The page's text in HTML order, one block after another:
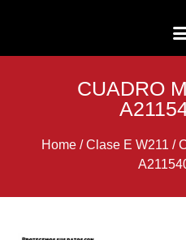
CUADRO
Home /Clase E W211 /